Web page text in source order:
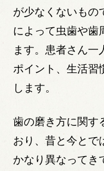
が少なくないもの
によって虫歯や歯
ます。患者さん一
ポイント、生活習
します。
歯の磨き方に関す
おり、昔と今とで
かなり異なってき